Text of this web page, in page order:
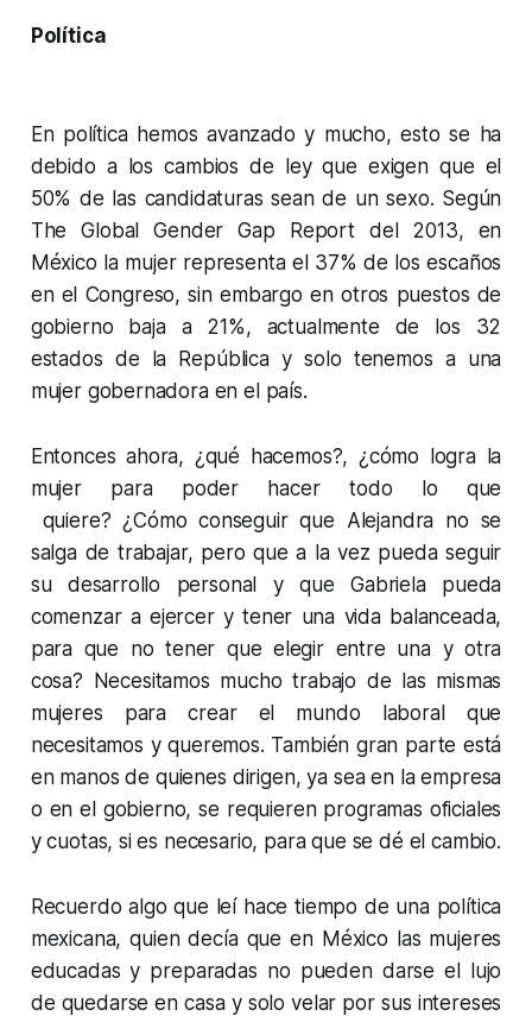
Política
En política hemos avanzado y mucho, esto se ha
debido a los cambios de ley que exigen que el
50% de las candidaturas sean de un sexo. Según
The Global Gender Gap Report del 2013, en
México la mujer representa el 37% de los escaños
en el Congreso, sin embargo en otros puestos de
gobierno baja a 21%, actualmente de los 32
estados de la República y solo tenemos a una
mujer gobernadora en el país.
Entonces ahora, ¿qué hacemos?, ¿cómo logra la
mujer para poder hacer todo lo que
quiere? ¿Cómo conseguir que Alejandra no se
salga de trabajar, pero que a la vez pueda seguir
su desarrollo personal y que Gabriela pueda
comenzar a ejercer y tener una vida balanceada,
para que no tener que elegir entre una y otra
cosa? Necesitamos mucho trabajo de las mismas
mujeres para crear el mundo laboral que
necesitamos y queremos. También gran parte está
en manos de quienes dirigen, ya sea en la empresa
o en el gobierno, se requieren programas oficiales
y cuotas, si es necesario, para que se dé el cambio.
Recuerdo algo que leí hace tiempo de una política
mexicana, quien decía que en México las mujeres
educadas y preparadas no pueden darse el lujo
de quedarse en casa y solo velar por sus intereses